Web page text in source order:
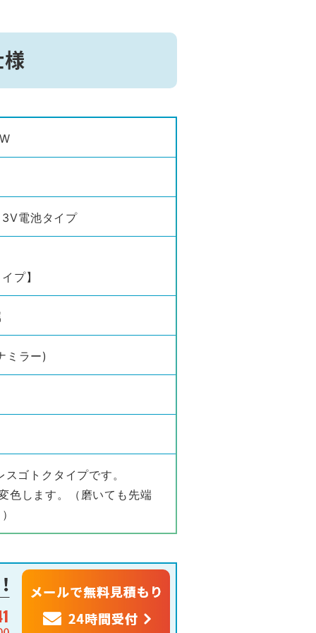
電池タイプ
プ】
ミラー)
ゴトクタイプです。
色します。（磨いても先端